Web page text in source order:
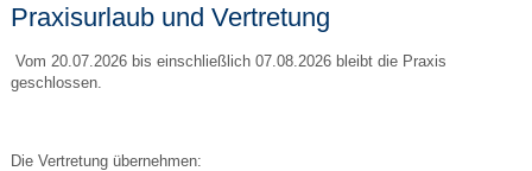
Praxisurlaub und Vertretung
Vom 20.07.2026 bis einschließlich 07.08.2026 bleibt die Praxis
geschlossen.
Die Vertretung übernehmen: